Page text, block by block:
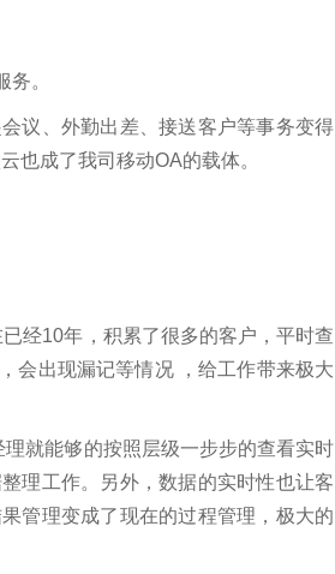
。
议、外勤出差、接送客户等事务变得
也成了我司移动OA的载体。
经10年，积累了很多的客户，平时查
会出现漏记等情况 ，给工作带来极大
就能够的按照层级一步步的查看实时
理工作。另外，数据的实时性也让客
管理变成了现在的过程管理，极大的